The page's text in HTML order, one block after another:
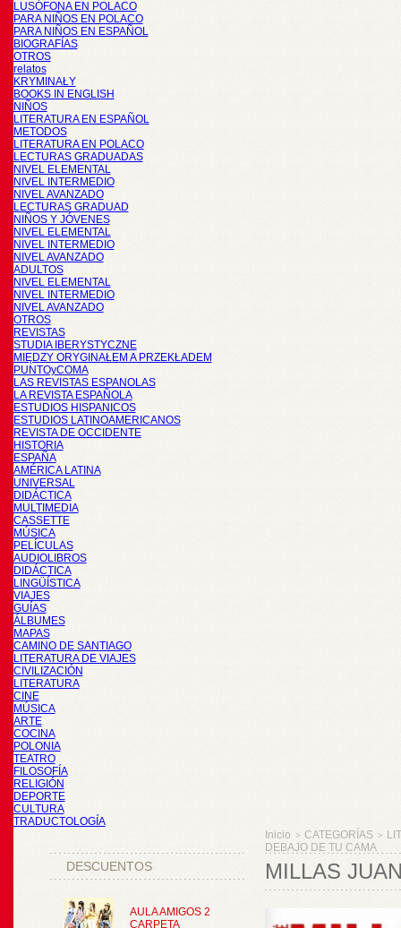
LUSÓFONA EN POLACO
PARA NIÑOS EN POLACO
PARA NIÑOS EN ESPAÑOL
BIOGRAFÍAS
OTROS
relatos
KRYMINAŁY
BOOKS IN ENGLISH
NIÑOS
LITERATURA EN ESPAÑOL
METODOS
LITERATURA EN POLACO
LECTURAS GRADUADAS
NIVEL ELEMENTAL
NIVEL INTERMEDIO
NIVEL AVANZADO
LECTURAS GRADUAD
NIÑOS Y JÓVENES
NIVEL ELEMENTAL
NIVEL INTERMEDIO
NIVEL AVANZADO
ADULTOS
NIVEL ELEMENTAL
NIVEL INTERMEDIO
NIVEL AVANZADO
OTROS
REVISTAS
STUDIA IBERYSTYCZNE
MIĘDZY ORYGINAŁEM A PRZEKŁADEM
PUNTOyCOMA
LAS REVISTAS ESPANOLAS
LA REVISTA ESPAÑOLA
ESTUDIOS HISPANICOS
ESTUDIOS LATINOAMERICANOS
REVISTA DE OCCIDENTE
HISTORIA
ESPAÑA
AMÉRICA LATINA
UNIVERSAL
DIDÁCTICA
MULTIMEDIA
CASSETTE
MÚSICA
PELÍCULAS
AUDIOLIBROS
DIDÁCTICA
LINGÜÍSTICA
VIAJES
GUÍAS
ÁLBUMES
MAPAS
CAMINO DE SANTIAGO
LITERATURA DE VIAJES
CIVILIZACIÓN
LITERATURA
CINE
MÚSICA
ARTE
COCINA
POLONIA
TEATRO
FILOSOFÍA
RELIGIÓN
DEPORTE
CULTURA
TRADUCTOLOGÍA
DESCUENTOS
AULA AMIGOS 2
CARPETA
Inicio > CATEGORÍAS >
DEBAJO DE TU CAMA
MILLAS